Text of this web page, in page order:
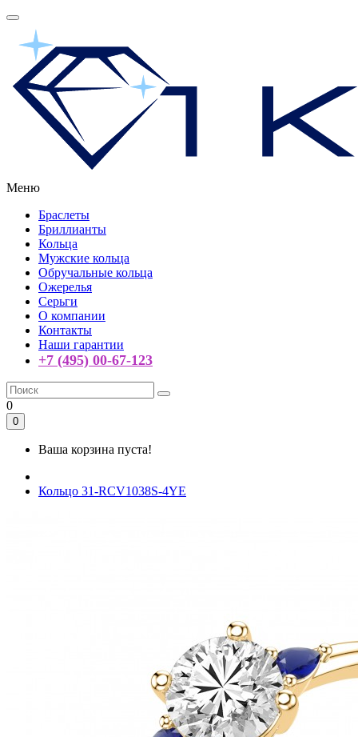
Меню
Браслеты
Бриллианты
Кольца
Мужские кольца
Обручальные кольца
Ожерелья
Серьги
О компании
Контакты
Наши гарантии
+7 (495) 00-67-123
0
0
Ваша корзина пуста!
Кольцо 31-RCV1038S-4YE